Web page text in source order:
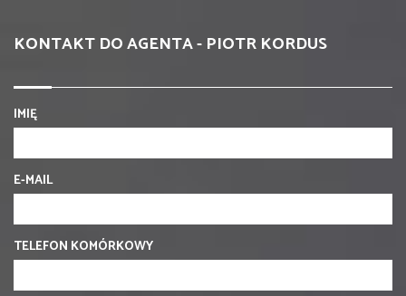
KONTAKT DO AGENTA - PIOTR KORDUS
IMIĘ
E-MAIL
TELEFON KOMÓRKOWY